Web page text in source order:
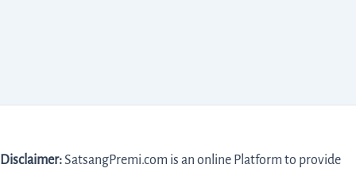
Disclaimer:SatsangPremi.com is an online Platform to provide